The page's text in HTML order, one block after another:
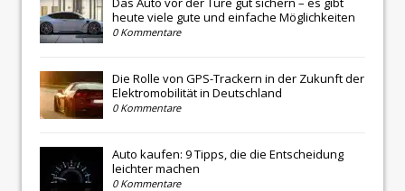
heute viele gute und einfache Möglichkeiten
0 Kommentare
Die Rolle von GPS-Trackern in der Zukunft der
Elektromobilität in Deutschland
0 Kommentare
Auto kaufen: 9 Tipps, die die Entscheidung
leichter machen
0 Kommentare